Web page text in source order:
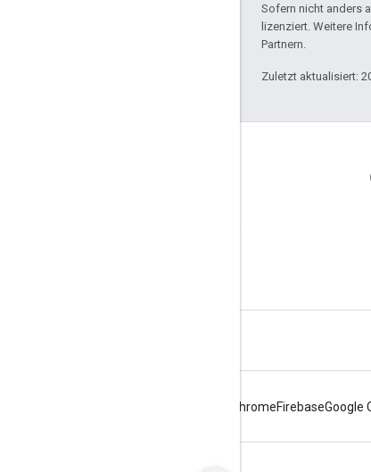
Sofern nicht anders
lizenziert. Weitere
Partnern.
Zuletzt aktualisiert:
ChromeFirebaseGoogle